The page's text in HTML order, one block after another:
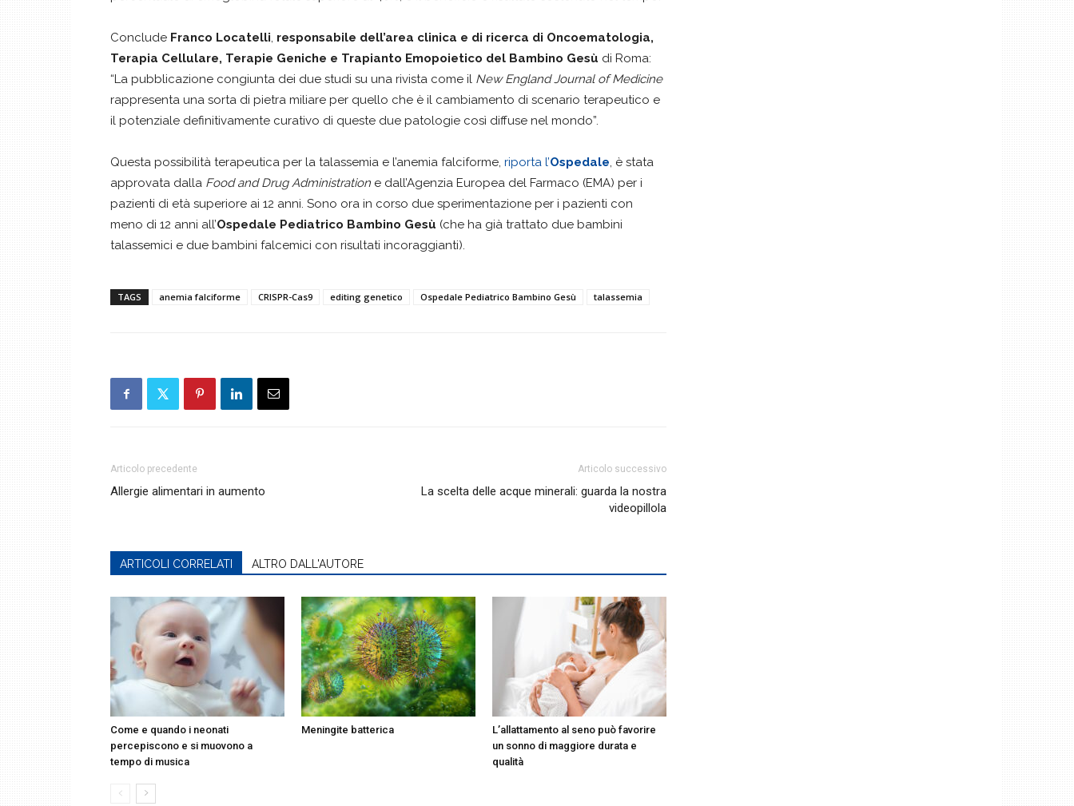
Conclude Franco Locatelli, responsabile dell’area clinica e di ricerca di Oncoematologia,
Terapia Cellulare, Terapie Geniche e Trapianto Emopoietico del Bambino Gesù di Roma:
“La pubblicazione congiunta dei due studi su una rivista come il New England Journal of Medicine
rappresenta una sorta di pietra miliare per quello che è il cambiamento di scenario terapeutico e
il potenziale definitivamente curativo di queste due patologie così diffuse nel mondo”.
Questa possibilità terapeutica per la talassemia e l’anemia falciforme, riporta l’Ospedale, è stata
approvata dalla Food and Drug Administration e dall’Agenzia Europea del Farmaco (EMA) per i
pazienti di età superiore ai 12 anni. Sono ora in corso due sperimentazione per i pazienti con
meno di 12 anni all’Ospedale Pediatrico Bambino Gesù (che ha già trattato due bambini
talassemici e due bambini falcemici con risultati incoraggianti).
TAGS anemia falciforme CRISPR-Cas9 editing genetico Ospedale Pediatrico Bambino Gesù talassemia
Articolo precedente
Allergie alimentari in aumento
Articolo successivo
La scelta delle acque minerali: guarda la nostra
videopillola
ARTICOLI CORRELATI ALTRO DALL'AUTORE
Come e quando i neonati
percepiscono e si muovono a
tempo di musica
Meningite batterica
L’allattamento al seno può favorire
un sonno di maggiore durata e
qualità